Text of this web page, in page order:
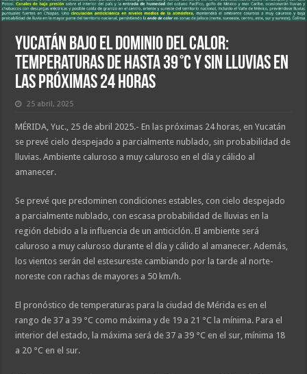
Yucatán bajo el dominio del calor:
temperaturas de hasta 39 °C y sin lluvias en
las próximas 24 horas
25 abril, 2025
MÉRIDA, Yuc., 25 de abril 2025.- En las próximas 24 horas, en Yucatán
se prevé cielo despejado a parcialmente nublado, sin probabilidad de
lluvias. Ambiente caluroso a muy caluroso en el día y cálido al
amanecer.
Se prevé que predominen condiciones estables, con cielo despejado
a parcialmente nublado, con escasa probabilidad de lluvias en la
región debido a la influencia de un anticiclón. El ambiente será
caluroso a muy caluroso durante el día y cálido al amanecer. Además,
los vientos serán del estesureste cambiando por la tarde al norte-
noreste con rachas de mayores a 50 km/h.
El pronóstico de temperaturas para la ciudad de Mérida es en el
rango de 37 a 39 °C como máxima y de 19 a 21 °C la mínima. Para el
interior del estado, la máxima será de 37 a 39 °C en el sur, mínima 18
a 20 °C en el sur.